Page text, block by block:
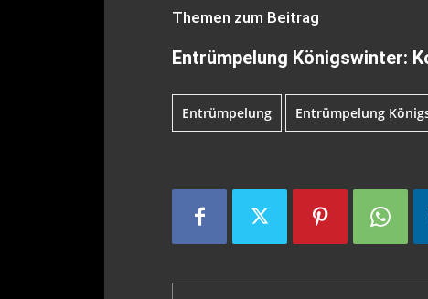
Themen zum Beitrag
Entrümpelung Königswinter:
Entrümpelung Entrümpelung